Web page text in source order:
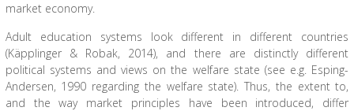
market economy.
Adult education systems look different in different countries
(Käpplinger & Robak, 2014), and there are distinctly different
political systems and views on the welfare state (see e.g. Esping-
Andersen, 1990 regarding the welfare state). Thus, the extent to,
and the way market principles have been introduced, differ